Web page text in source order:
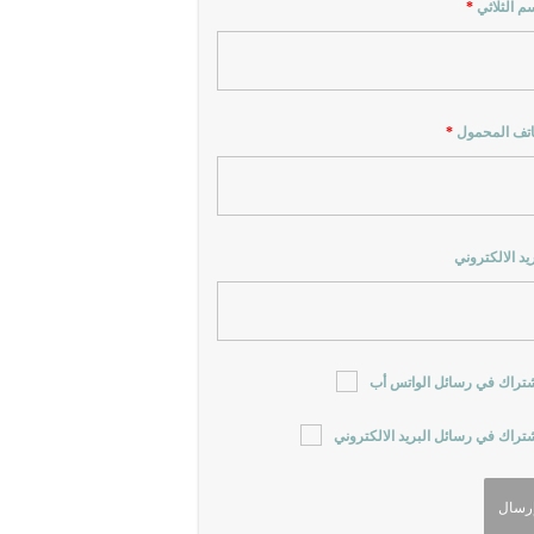
الثلاثي *
المحمول *
الالكتروني
في رسائل الواتس أب
في رسائل البريد الالكتروني